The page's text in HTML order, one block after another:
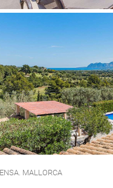
GALDANA
BRUT
PORTER
MALLORCA